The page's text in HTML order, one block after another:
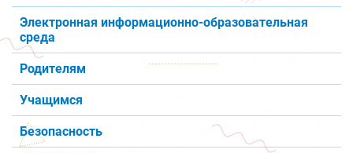
Электронная информационно-образовательная
среда
Родителям
Учащимся
Безопасность